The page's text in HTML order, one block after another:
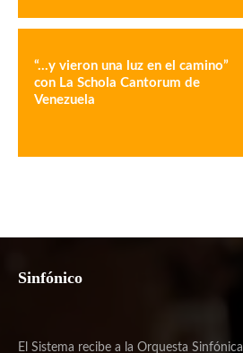
“…y vieron una luz en el camino”
con La Schola Cantorum de
Venezuela
Sinfónico
El Sistema recibe a la Orquesta Sinfónica